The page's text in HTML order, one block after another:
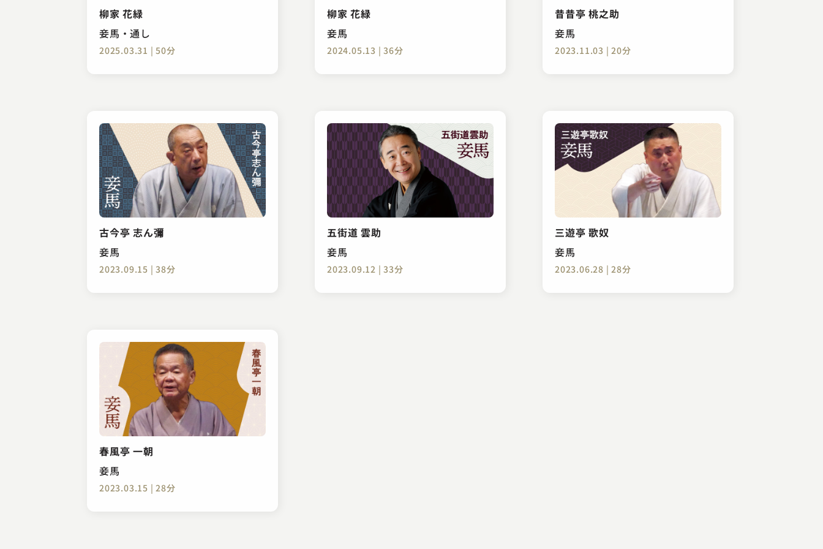
柳家 花緑
妾馬・通し
2025.03.31 | 50分
柳家 花緑
妾馬
2024.05.13 | 36分
昔昔亭 桃之助
妾馬
2023.11.03 | 20分
古今亭 志ん彌
妾馬
2023.09.15 | 38分
五街道 雲助
妾馬
2023.09.12 | 33分
三遊亭 歌奴
妾馬
2023.06.28 | 28分
春風亭 一朝
妾馬
2023.03.15 | 28分